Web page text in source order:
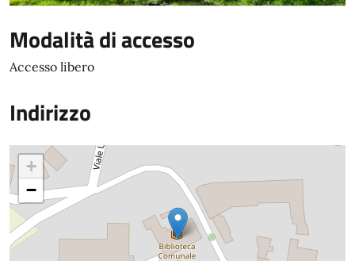
Modalità di accesso
Accesso libero
Indirizzo
+
−